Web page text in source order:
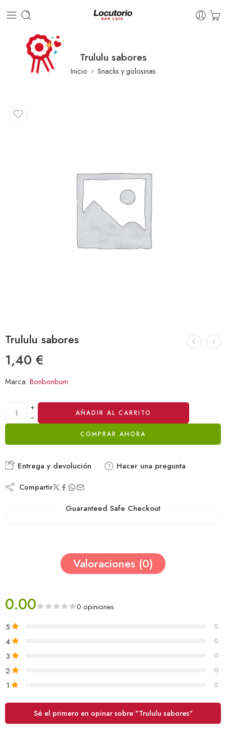
Trululu sabores
Inicio Snacks y golosinas
Trululu sabores
1,40 €
Marca: Bonbonbum
AÑADIR AL CARRITO
COMPRAR AHORA
Alternative:
Entrega y devolución Hacer una pregunta
Compartir
Guaranteed Safe Checkout
Valoraciones (0)
0.00 0 opiniones
5 0
4 0
3 0
2 0
1 0
Sé el primero en opinar sobre "Trululu sabores"